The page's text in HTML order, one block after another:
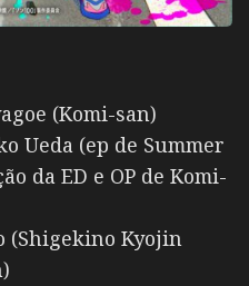
(Komi-san)
Ueda (ep de Summer
da ED e OP de Komi-
(Shigekino Kyojin